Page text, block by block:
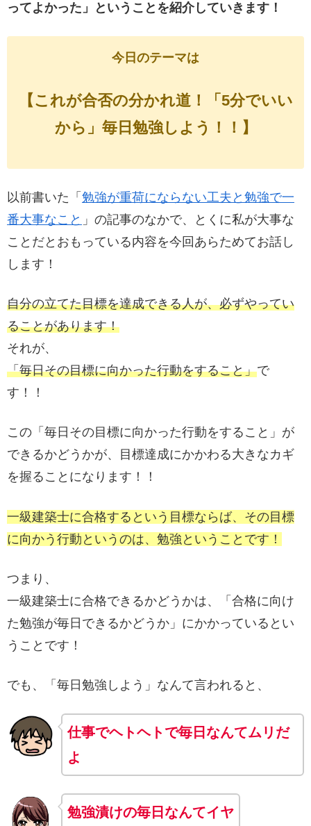
ってよかった」ということを紹介していきます！
今日のテーマは
【これが合否の分かれ道！「5分でいい
から」毎日勉強しよう！！】
以前書いた「 勉強が重荷にならない工夫と勉強で一
番大事なこと 」の記事のなかで、とくに私が大事な
ことだとおもっている内容を今回あらためてお話し
します！
自分の立てた目標を達成できる人が、必ずやってい
ることがあります！
それが、
「毎日その目標に向かった行動をすること」で
す！！
この「毎日その目標に向かった行動をすること」が
できるかどうかが、目標達成にかかわる大きなカギ
を握ることになります！！
一級建築士に合格するという目標ならば、その目標
に向かう行動というのは、勉強ということです！
つまり、
一級建築士に合格できるかどうかは、「合格に向け
た勉強が毎日できるかどうか」にかかっているとい
うことです！
でも、「毎日勉強しよう」なんて言われると、
仕事でヘトヘトで毎日なんてムリだ
よ
勉強漬けの毎日なんてイヤ